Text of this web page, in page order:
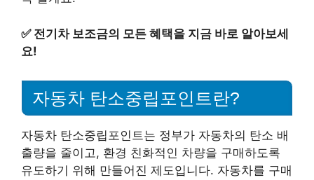
✅ 전기차 보조금의 모든 혜택을 지금 바로 알아보세
요!
자동차 탄소중립포인트란?
자동차 탄소중립포인트는 정부가 자동차의 탄소 배
출량을 줄이고, 환경 친화적인 차량을 구매하도록
유도하기 위해 만들어진 제도입니다. 자동차를 구매